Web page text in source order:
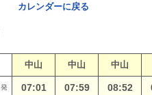
カレンダーに戻る
中山 中山 中山
発 07:01 07:59 08:52